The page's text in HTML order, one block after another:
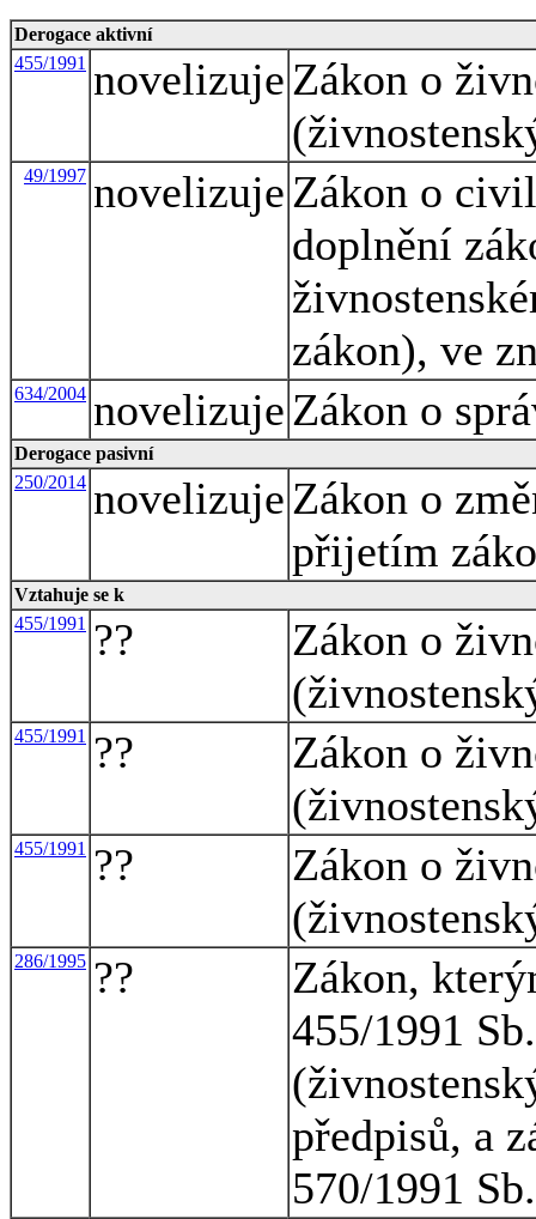
Derogace aktivní
455/1991 novelizujeZákon o
49/1997 novelizujeZákon o
doplnění
zákon), ve
634/2004 novelizujeZákon o
Derogace pasivní
250/2014 novelizujeZákon o
přijetím
Vztahuje se k
455/1991
??
Zákon o
455/1991 ??
Zákon o
455/1991 ??
Zákon o
286/1995 ??
Zákon,
455/1991
předpisů, a
570/1991